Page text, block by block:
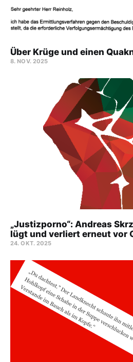
Über Krüge und einen
8. NOV. 2025
„Justizporno“: Andreas
lügt und verliert erneut vor
24. OKT. 2025